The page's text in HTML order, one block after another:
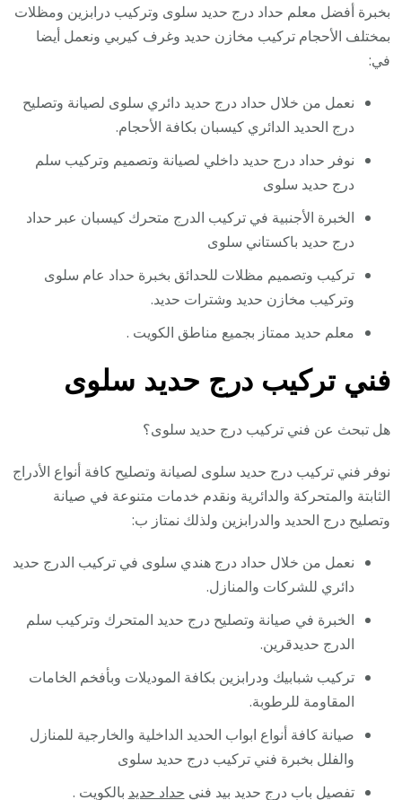
بخبرة أفضل معلم حداد درج حديد سلوى وتركيب درابزين ومظلات
بمختلف الأحجام تركيب مخازن حديد وغرف كيربي ونعمل أيضا
في:
نعمل من خلال حداد درج حديد دائري سلوى لصيانة وتصليح
درج الحديد الدائري كيسبان بكافة الأحجام.
نوفر حداد درج حديد داخلي لصيانة وتصميم وتركيب سلم
درج حديد سلوى
الخبرة الأجنبية في تركيب الدرج متحرك كيسبان عبر حداد
درج حديد باكستاني سلوى
تركيب وتصميم مظلات للحدائق بخبرة حداد عام سلوى
وتركيب مخازن حديد وشترات حديد.
معلم حديد ممتاز بجميع مناطق الكويت .
فني تركيب درج حديد سلوى
هل تبحث عن فني تركيب درج حديد سلوى؟
نوفر فني تركيب درج حديد سلوى لصيانة وتصليح كافة أنواع الأدراج
الثابتة والمتحركة والدائرية ونقدم خدمات متنوعة في صيانة
وتصليح درج الحديد والدرابزين ولذلك نمتاز ب:
نعمل من خلال حداد درج هندي سلوى في تركيب الدرج حديد
دائري للشركات والمنازل.
الخبرة في صيانة وتصليح درج حديد المتحرك وتركيب سلم
الدرج حديدقرين.
تركيب شبابيك ودرابزين بكافة الموديلات وبأفخم الخامات
المقاومة للرطوبة.
صيانة كافة أنواع ابواب الحديد الداخلية والخارجية للمنازل
والفلل بخبرة فني تركيب درج حديد سلوى
تفصيل باب درج حديد بيد فني حداد حديد بالكويت .